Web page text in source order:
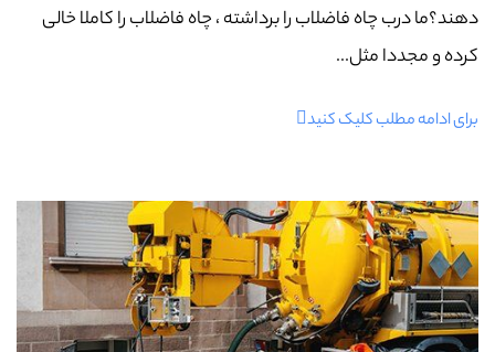
دهند؟ما درب چاه فاضلاب را برداشته ، چاه فاضلاب را کاملا خالی
کرده و مجددا مثل...
برای ادامه مطلب کلیک کنید